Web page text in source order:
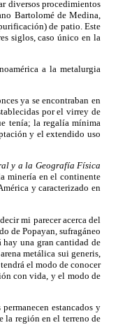
diversos procedimientos
Bartolomé de Medina,
de patio. Este
siglos, caso único en la
a la metalurgia
ya se encontraban en
por el virrey de
tenía; la regalía mínima
y el extendido uso
y a la Geografía Física
minería en el continente
y caracterizado en
mi parecer acerca del
de Popayan, sufragáneo
hay una gran cantidad de
metálica sui generis,
el modo de conocer
con vida, y el modo de
estancados y
la región en el terreno de